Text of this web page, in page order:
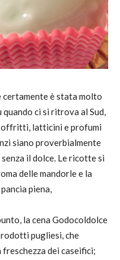
certamente è stata molto
ci si ritrova al Sud,
latticini e profumi
siano proverbialmente
il dolce. Le ricotte si
delle mandorle e la
piena,
la cena Godocoldolce
pugliesi, che
freschezza dei caseifici;